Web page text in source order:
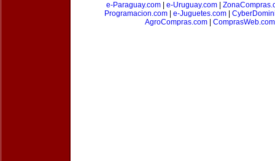
e-Paraguay.com| e-Uruguay.com|
Programacion.com| e-Juguetes.com|
AgroCompras.com| ComprasWeb.com